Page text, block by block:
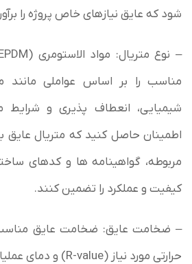
شود که عایق نیازهای خاص پروژه را
مناسب را بر اساس عواملی مانند
شیمیایی، انعطاف پذیری و شرایط
اطمینان حاصل کنید که متریال عایق
مربوطه، گواهینامه ها و کدهای
کیفیت و عملکرد را تضمین کنند.
– ضخامت عایق: ضخامت عایق
حرارتی مورد نیاز (R-value) و دمای عملیاتی انتخاب کنید.